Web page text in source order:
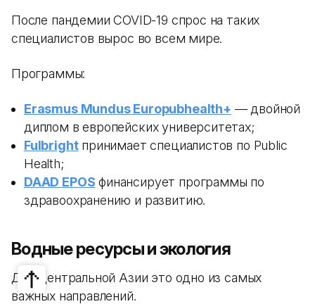
После пандемии COVID-19 спрос на таких
специалистов вырос во всем мире.
Программы:
Erasmus Mundus Europubhealth+ — двойной
диплом в европейских университетах;
Fulbrightпринимает специалистов по Public
Health;
DAAD EPOS финансирует программы по
здравоохранению и развитию.
Водные ресурсы и экология
Для Центральной Азии это одно из самых
важных направлений.